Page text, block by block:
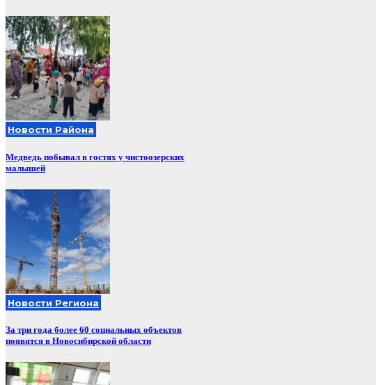
Новости Района
Медведь побывал в гостях у чистоозерских
малышей
Новости Региона
За три года более 60 социальных объектов
появятся в Новосибирской области